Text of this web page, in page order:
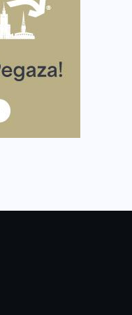
w bieganiu?
warto włączyć do
weekend z
Warszawskiego.